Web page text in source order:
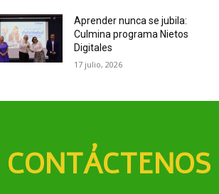
Aprender nunca se jubila:
Culmina programa Nietos
Digitales
17 julio, 2026
CONTÁCTENOS